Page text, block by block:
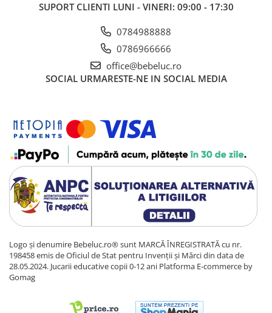
Ghiozdan fete
Cutiuta metalica
Olita bebe
Veioza copii
Decoratiuni camera copilului
Produse de Curatenie
Jucarii exterior
Trotinete copii
Jucarii curte
Leagane copii
Karturi copii
Biciclete copii
Trambulina copii
SUPORT CLIENTI LUNI - VINERI: 09:00 - 17:30
0784988888
0786966666
office@bebeluc.ro
SOCIAL URMARESTE-NE IN SOCIAL MEDIA
Logo și denumire Bebeluc.ro® sunt MARCĂ ÎNREGISTRATĂ cu nr.
198458 emis de Oficiul de Stat pentru Invenții și Mărci din data de
28.05.2024. Jucarii educative copii 0-12 ani Platforma E-commerce by
Gomag